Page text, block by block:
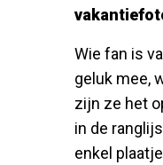
Wie fan is
geluk mee,
zijn ze het
in de
enkel